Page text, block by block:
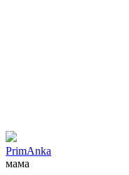
PrimAnka
мама